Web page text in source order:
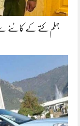
جہلم کتے کے کاٹنے